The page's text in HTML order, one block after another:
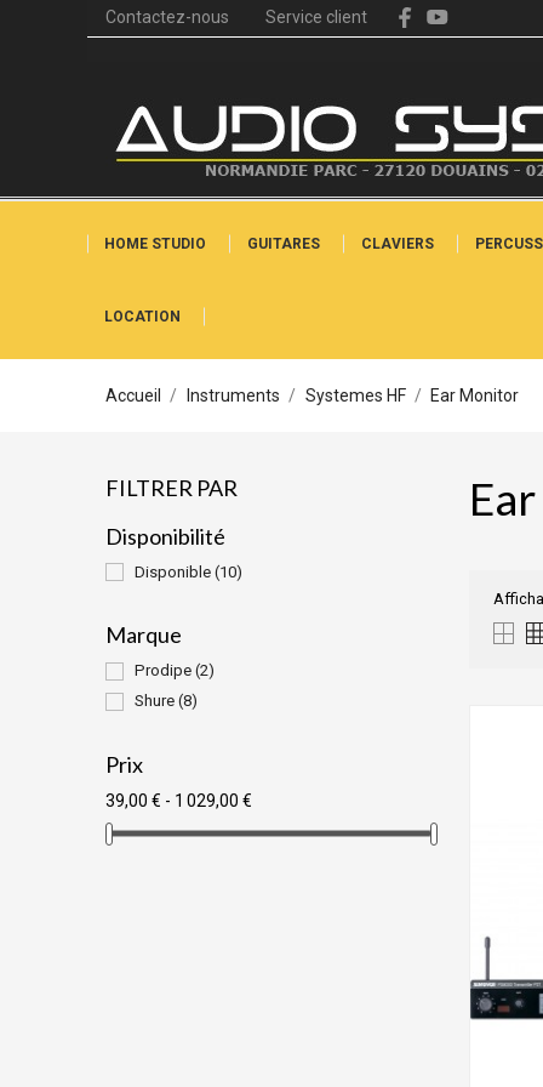
Contactez-nous Service client
HOME STUDIO GUITARES CLAVIERS
LOCATION
Accueil Instruments Systemes HF Ear Monitor
FILTRER PAR
Disponibilité
Disponible (10)
Marque
Prodipe (2)
Shure (8)
Prix
39,00 € - 1 029,00 €